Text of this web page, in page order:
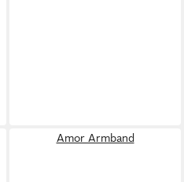
Amor Armband